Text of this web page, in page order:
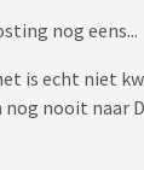
nog eens...
is echt niet
nooit naar